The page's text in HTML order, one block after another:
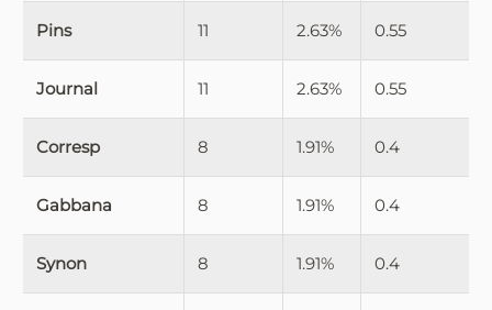
Pins 11 2.63% 0.55
Journal 11 2.63% 0.55
Corresp 8 1.91% 0.4
Gabbana 8 1.91% 0.4
Synon 8 1.91% 0.4